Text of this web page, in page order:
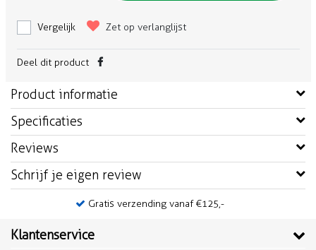
Vergelijk Zet op verlanglijst
Deel dit product
Product informatie
Specificaties
Reviews
Schrijf je eigen review
Gratis verzending vanaf €125,-
Klantenservice